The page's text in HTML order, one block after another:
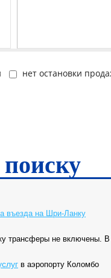
нет остановки
въезда на Шри-Ланку
трансферы не включены.
в аэропорту Коломбо